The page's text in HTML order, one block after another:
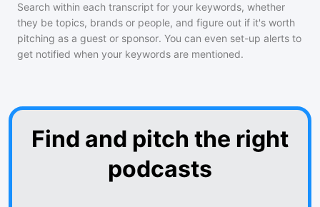
Search within each transcript for your keywords, whether
they be topics, brands or people, and figure out if it's worth
pitching as a guest or sponsor. You can even set-up alerts to
get notified when your keywords are mentioned.
Find and pitch the right
podcasts